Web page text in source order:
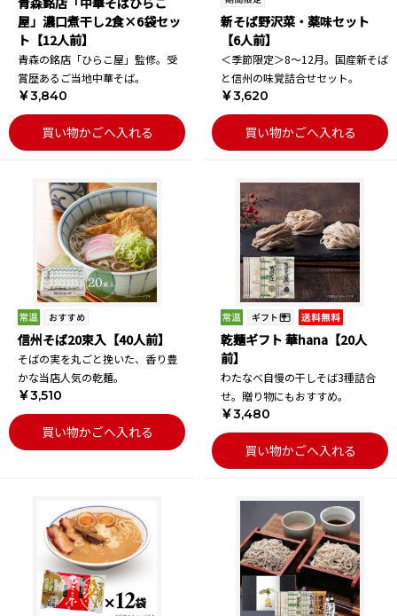
屋」濃口煮干し2食×6袋セッ
ト【12人前】
青森の銘店「ひらこ屋」監修。受
賞歴あるご当地中華そば。
￥3,840
買い物かごへ入れる
新そば野沢菜・薬味セット
【6人前】
＜季節限定＞8～12月。国産新そば
と信州の味覚詰合せセット。
￥3,620
買い物かごへ入れる
信州そば20束入【40人前】
そばの実を丸ごと挽いた、香り豊
かな当店人気の乾麺。
￥3,510
買い物かごへ入れる
乾麺ギフト 華hana【20人
前】
わたなべ自慢の干しそば3種詰合
せ。贈り物にもおすすめ。
￥3,480
買い物かごへ入れる